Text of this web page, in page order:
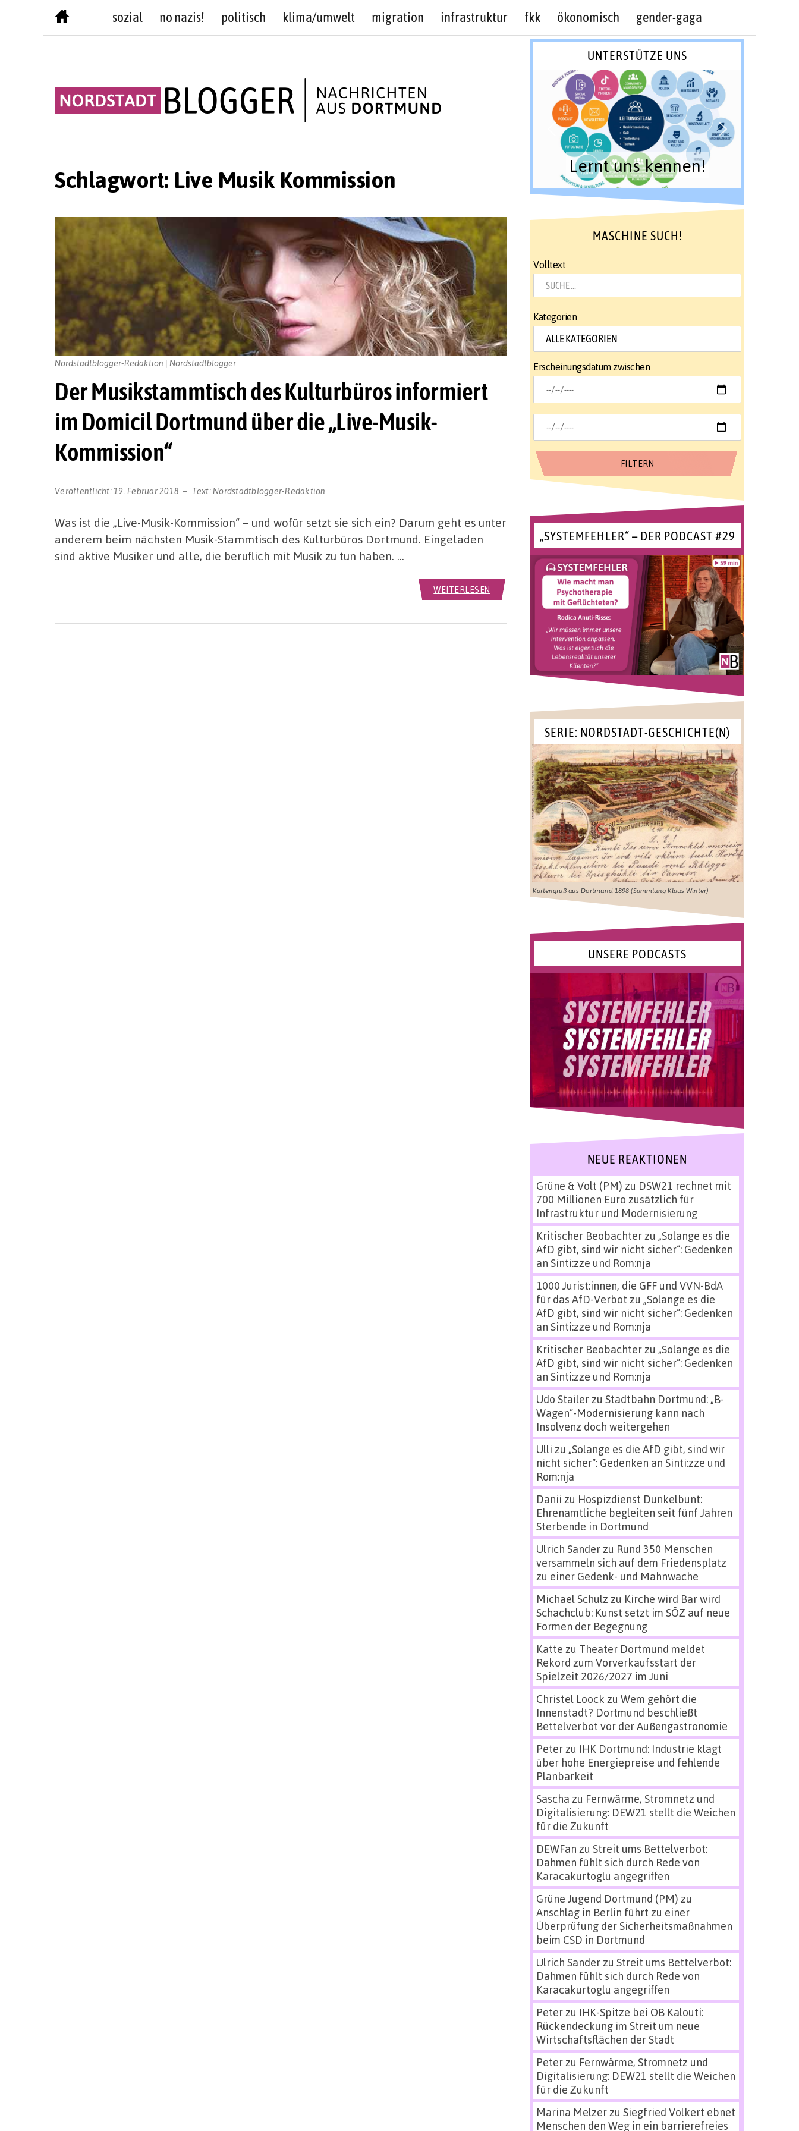
sozial no nazis! politisch klima/umwelt migration infrastruktur fkk ökonomisch gender-gaga
Schlagwort: Live Musik Kommission
Der Musikstammtisch des Kulturbüros informiert
im Domicil Dortmund über die „Live-Musik-
Kommission“
Veröffentlicht: 19. Februar 2018 Text: Nordstadtblogger-Redaktion
Nordstadtblogger-Redaktion | Nordstadtblogger
Was ist die „Live-Musik-Kommission“ – und wofür setzt sie sich ein? Darum geht es unter
anderem beim nächsten Musik-Stammtisch des Kulturbüros Dortmund. Eingeladen
sind aktive Musiker und alle, die beruflich mit Musik zu tun haben. …
WEITERLESEN
UNTERSTÜTZE UNS
Lernt uns kennen!
MASCHINE SUCH!
Volltext
Kategorien
Erscheinungsdatum zwischen
„SYSTEMFEHLER“ – DER PODCAST #29
SERIE: NORDSTADT-GESCHICHTE(N)
Kartengruß aus Dortmund 1898 (Sammlung Klaus Winter)
UNSERE PODCASTS
NEUE REAKTIONEN
Grüne & Volt (PM) zu DSW21 rechnet mit
700 Millionen Euro zusätzlich für
Infrastruktur und Modernisierung
Kritischer Beobachterzu „Solange es die
AfD gibt, sind wir nicht sicher“: Gedenken
an Sinti:zze und Rom:nja
1000 Jurist:innen, die GFF und VVN-BdA
für das AfD-Verbot zu „Solange es die
AfD gibt, sind wir nicht sicher“: Gedenken
an Sinti:zze und Rom:nja
Kritischer Beobachterzu „Solange es die
AfD gibt, sind wir nicht sicher“: Gedenken
an Sinti:zze und Rom:nja
Udo Stailerzu Stadtbahn Dortmund: „B-
Wagen“-Modernisierung kann nach
Insolvenz doch weitergehen
Ulli zu „Solange es die AfD gibt, sind wir
nicht sicher“: Gedenken an Sinti:zze und
Rom:nja
Danii zu Hospizdienst Dunkelbunt:
Ehrenamtliche begleiten seit fünf Jahren
Sterbende in Dortmund
Ulrich Sanderzu Rund 350 Menschen
versammeln sich auf dem Friedensplatz
zu einer Gedenk- und Mahnwache
Michael Schulz zu Kirche wird Bar wird
Schachclub: Kunst setzt im SÖZ auf neue
Formen der Begegnung
Katte zu Theater Dortmund meldet
Rekord zum Vorverkaufsstart der
Spielzeit 2026/2027 im Juni
Christel Loock zu Wem gehört die
Innenstadt? Dortmund beschließt
Bettelverbot vor der Außengastronomie
Peterzu IHK Dortmund: Industrie klagt
über hohe Energiepreise und fehlende
Planbarkeit
Sascha zu Fernwärme, Stromnetz und
Digitalisierung: DEW21 stellt die Weichen
für die Zukunft
DEWFan zu Streit ums Bettelverbot:
Dahmen fühlt sich durch Rede von
Karacakurtoglu angegriffen
Grüne Jugend Dortmund (PM) zu
Anschlag in Berlin führt zu einer
Überprüfung der Sicherheitsmaßnahmen
beim CSD in Dortmund
Ulrich Sanderzu Streit ums Bettelverbot:
Dahmen fühlt sich durch Rede von
Karacakurtoglu angegriffen
Peterzu IHK-Spitze bei OB Kalouti:
Rückendeckung im Streit um neue
Wirtschaftsflächen der Stadt
Peterzu Fernwärme, Stromnetz und
Digitalisierung: DEW21 stellt die Weichen
für die Zukunft
Marina Melzerzu Siegfried Volkert ebnet
Menschen den Weg in ein barrierefreies